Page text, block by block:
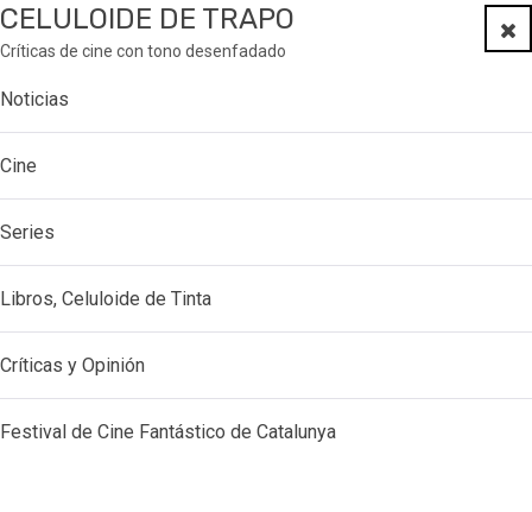
CELULOIDE DE TRAPO
Críticas de cine con tono desenfadado
Noticias
Cine
Series
Libros, Celuloide de Tinta
Críticas y Opinión
Festival de Cine Fantástico de Catalunya